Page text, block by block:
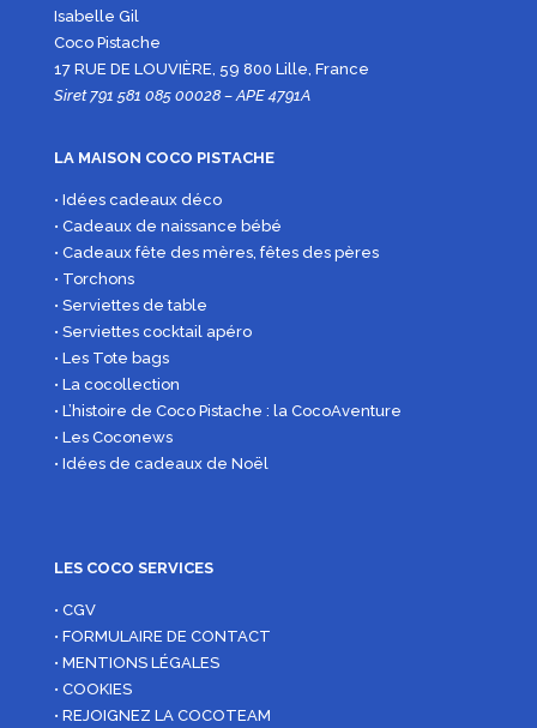
Isabelle Gil
Coco Pistache
17 RUE DE LOUVIÈRE, 59 800 Lille, France
Siret 791 581 085 00028 – APE 4791A
LA MAISON COCO PISTACHE
• Idées cadeaux déco
• Cadeaux de naissance bébé
• Cadeaux fête des mères, fêtes des pères
• Torchons
• Serviettes de table
• Serviettes cocktail apéro
• Les Tote bags
• La cocollection
• L’histoire de Coco Pistache : la CocoAventure
• Les Coconews
• Idées de cadeaux de Noël
LES COCO SERVICES
• CGV
• FORMULAIRE DE CONTACT
• MENTIONS LÉGALES
• COOKIES
• REJOIGNEZ LA COCOTEAM